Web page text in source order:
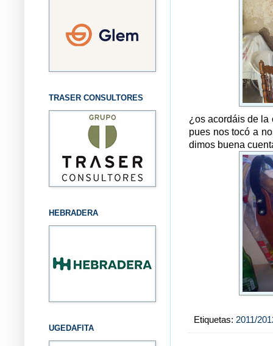
¿os acordáis de la
pues nos tocó a
dimos buena
Etiquetas: 2011/
TRASER CONSULTORES
HEBRADERA
UGEDAFITA